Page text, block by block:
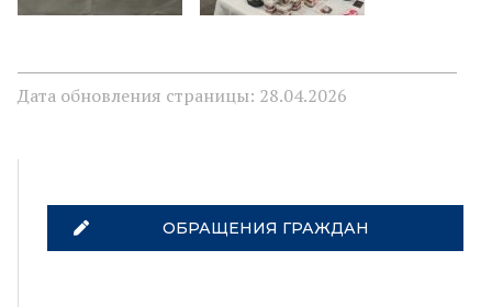
Дата обновления страницы: 28.04.2026
ОБРАЩЕНИЯ ГРАЖДАН